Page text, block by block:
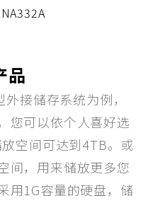
品
接储存系统为例，
您可以依个人喜好选
空间可达到4TB。或
间，用来储放更多您
用1G容量的硬盘，储